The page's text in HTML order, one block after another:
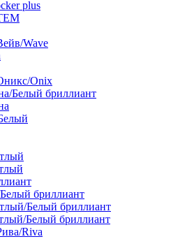
plus
Wave
Onix
Белый бриллиант
бриллиант
Белый бриллиант
Белый бриллиант
Riva